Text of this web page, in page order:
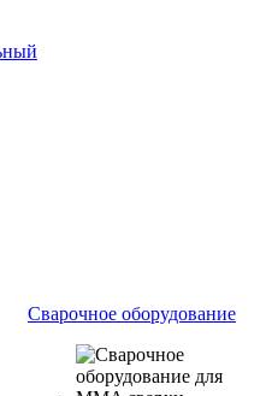
Сварочное оборудование